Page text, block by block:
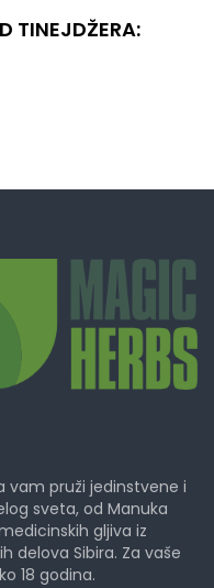
TINEJDŽERA:
vam pruži jedinstvene i
sveta, od Manuka
gljiva iz
delova Sibira. Za vaše
18 godina.